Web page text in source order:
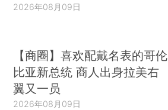
2026年08月09日
【商圈】喜欢配戴名表的哥伦
比亚新总统 商人出身拉美右
翼又一员
2026年08月09日